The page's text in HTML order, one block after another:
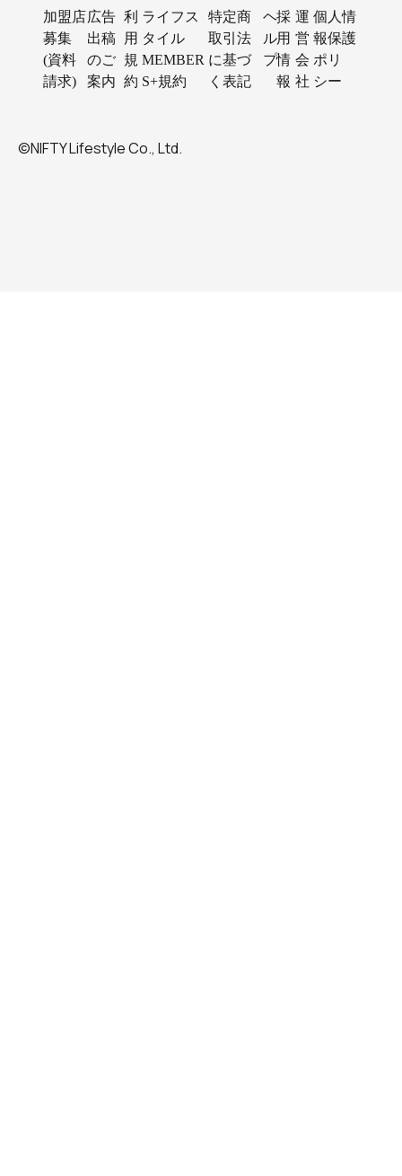
加盟店
募集
(資料
請求)
広告
出稿
のご
案内
利
用
規
約
ライフス
タイル
MEMBER
S+規約
特定商
取引法
に基づ
く表記
ヘ
ル
プ
採
用
情
報
運
営
会
社
個人情
報保護
ポリ
シー
©NIFTY Lifestyle Co., Ltd.